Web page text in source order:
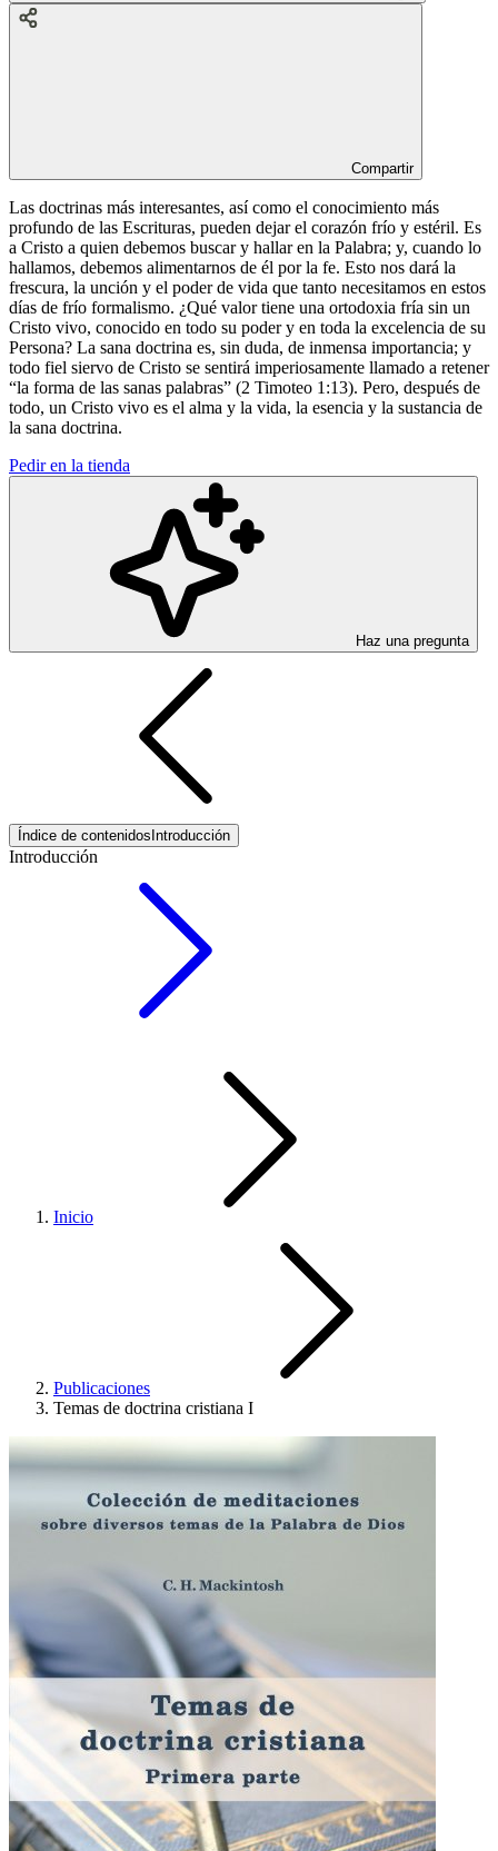
Compartir
Las doctrinas más interesantes, así como el conocimiento más
profundo de las Escrituras, pueden dejar el corazón frío y estéril. Es
a Cristo a quien debemos buscar y hallar en la Palabra; y, cuando lo
hallamos, debemos alimentarnos de él por la fe. Esto nos dará la
frescura, la unción y el poder de vida que tanto necesitamos en estos
días de frío formalismo. ¿Qué valor tiene una ortodoxia fría sin un
Cristo vivo, conocido en todo su poder y en toda la excelencia de su
Persona? La sana doctrina es, sin duda, de inmensa importancia; y
todo fiel siervo de Cristo se sentirá imperiosamente llamado a retener
“la forma de las sanas palabras” (2 Timoteo 1:13). Pero, después de
todo, un Cristo vivo es el alma y la vida, la esencia y la sustancia de
la sana doctrina.
Pedir en la tienda
Haz una pregunta
Índice de contenidos Introducción
Introducción
Inicio
Publicaciones
Temas de doctrina cristiana I